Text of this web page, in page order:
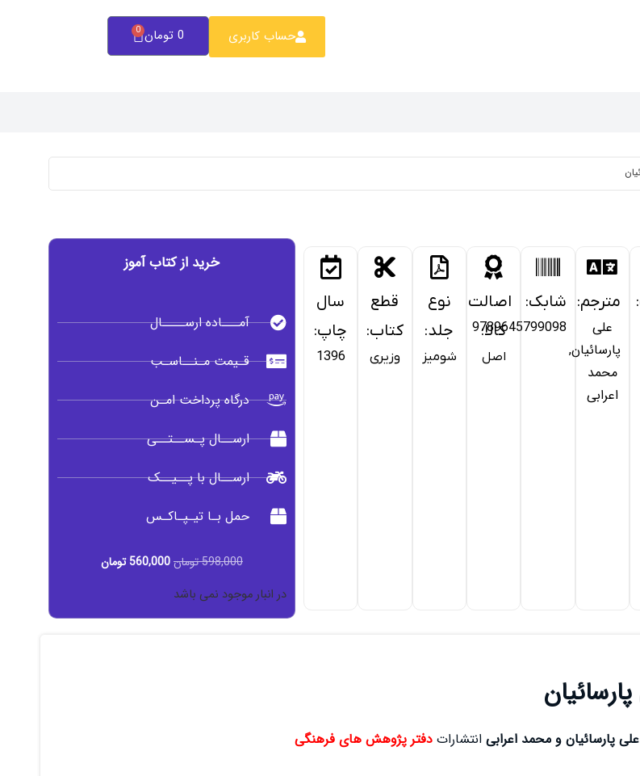
حساب کاربری 0 تومان 0
مترجم:
علی
پارسائیان,
محمد
اعرابی
شابک:
9789645799098
اصالت
کالا:
اصل
نوع
جلد:
شومیز
قطع
کتاب:
وزیری
سال
چاپ:
1396
خرید از کتاب آموز
آمـــاده ارســــال
قـیمت مـنــاسـب
درگاه پرداخت امـن
ارســال پـســتــی
ارســال با پــیــک
حمل بـا تیـپـاکـس
598,000تومان560,000 تومان
در انبار موجود نمی باشد
علی پارسائیان و محمد اعرابی انتشارات دفتر پژوهش های فرهنگی